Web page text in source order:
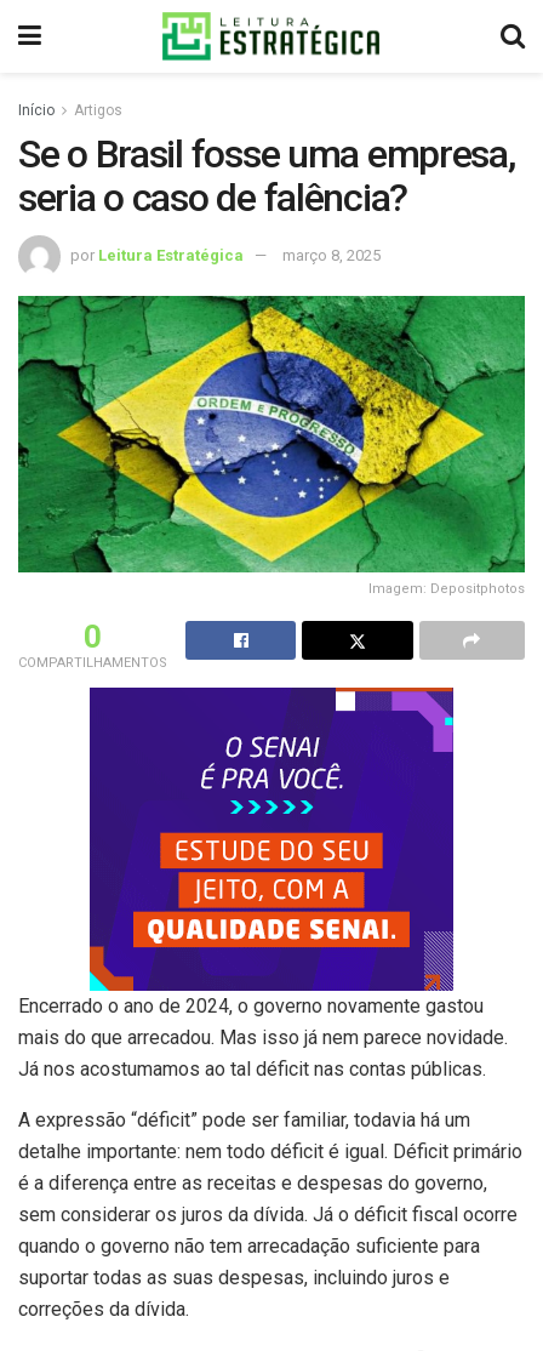
Início Artigos
Se o Brasil fosse uma empresa,
seria o caso de falência?
por Leitura Estratégica março 8, 2025
Imagem: Depositphotos
0
COMPARTILHAMENTOS
Encerrado o ano de 2024, o governo novamente gastou
mais do que arrecadou. Mas isso já nem parece novidade.
Já nos acostumamos ao tal déficit nas contas públicas.
A expressão “déficit” pode ser familiar, todavia há um
detalhe importante: nem todo déficit é igual. Déficit primário
é a diferença entre as receitas e despesas do governo,
sem considerar os juros da dívida. Já o déficit fiscal ocorre
quando o governo não tem arrecadação suficiente para
suportar todas as suas despesas, incluindo juros e
correções da dívida.